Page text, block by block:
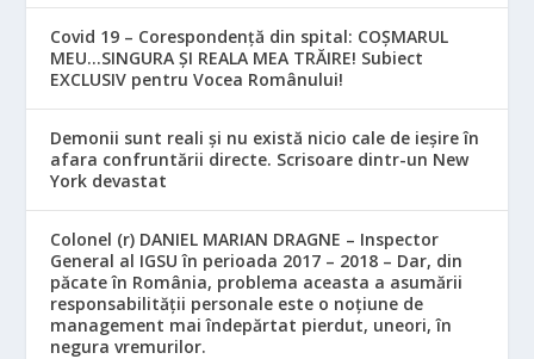
Covid 19 – Corespondență din spital: COȘMARUL
MEU…SINGURA ȘI REALA MEA TRĂIRE! Subiect
EXCLUSIV pentru Vocea Românului!
Demonii sunt reali și nu există nicio cale de ieșire în
afara confruntării directe. Scrisoare dintr-un New
York devastat
Colonel (r) DANIEL MARIAN DRAGNE – Inspector
General al IGSU în perioada 2017 – 2018 – Dar, din
păcate în România, problema aceasta a asumării
responsabilităţii personale este o noţiune de
management mai îndepărtat pierdut, uneori, în
negura vremurilor.